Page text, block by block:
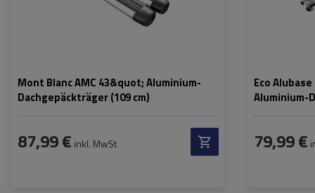
Mont Blanc AMC 43&quot; Aluminium-
Dachgepäckträger (109 cm)
87,99 € inkl. MwSt
Eco
Aluminium-
79,99 €